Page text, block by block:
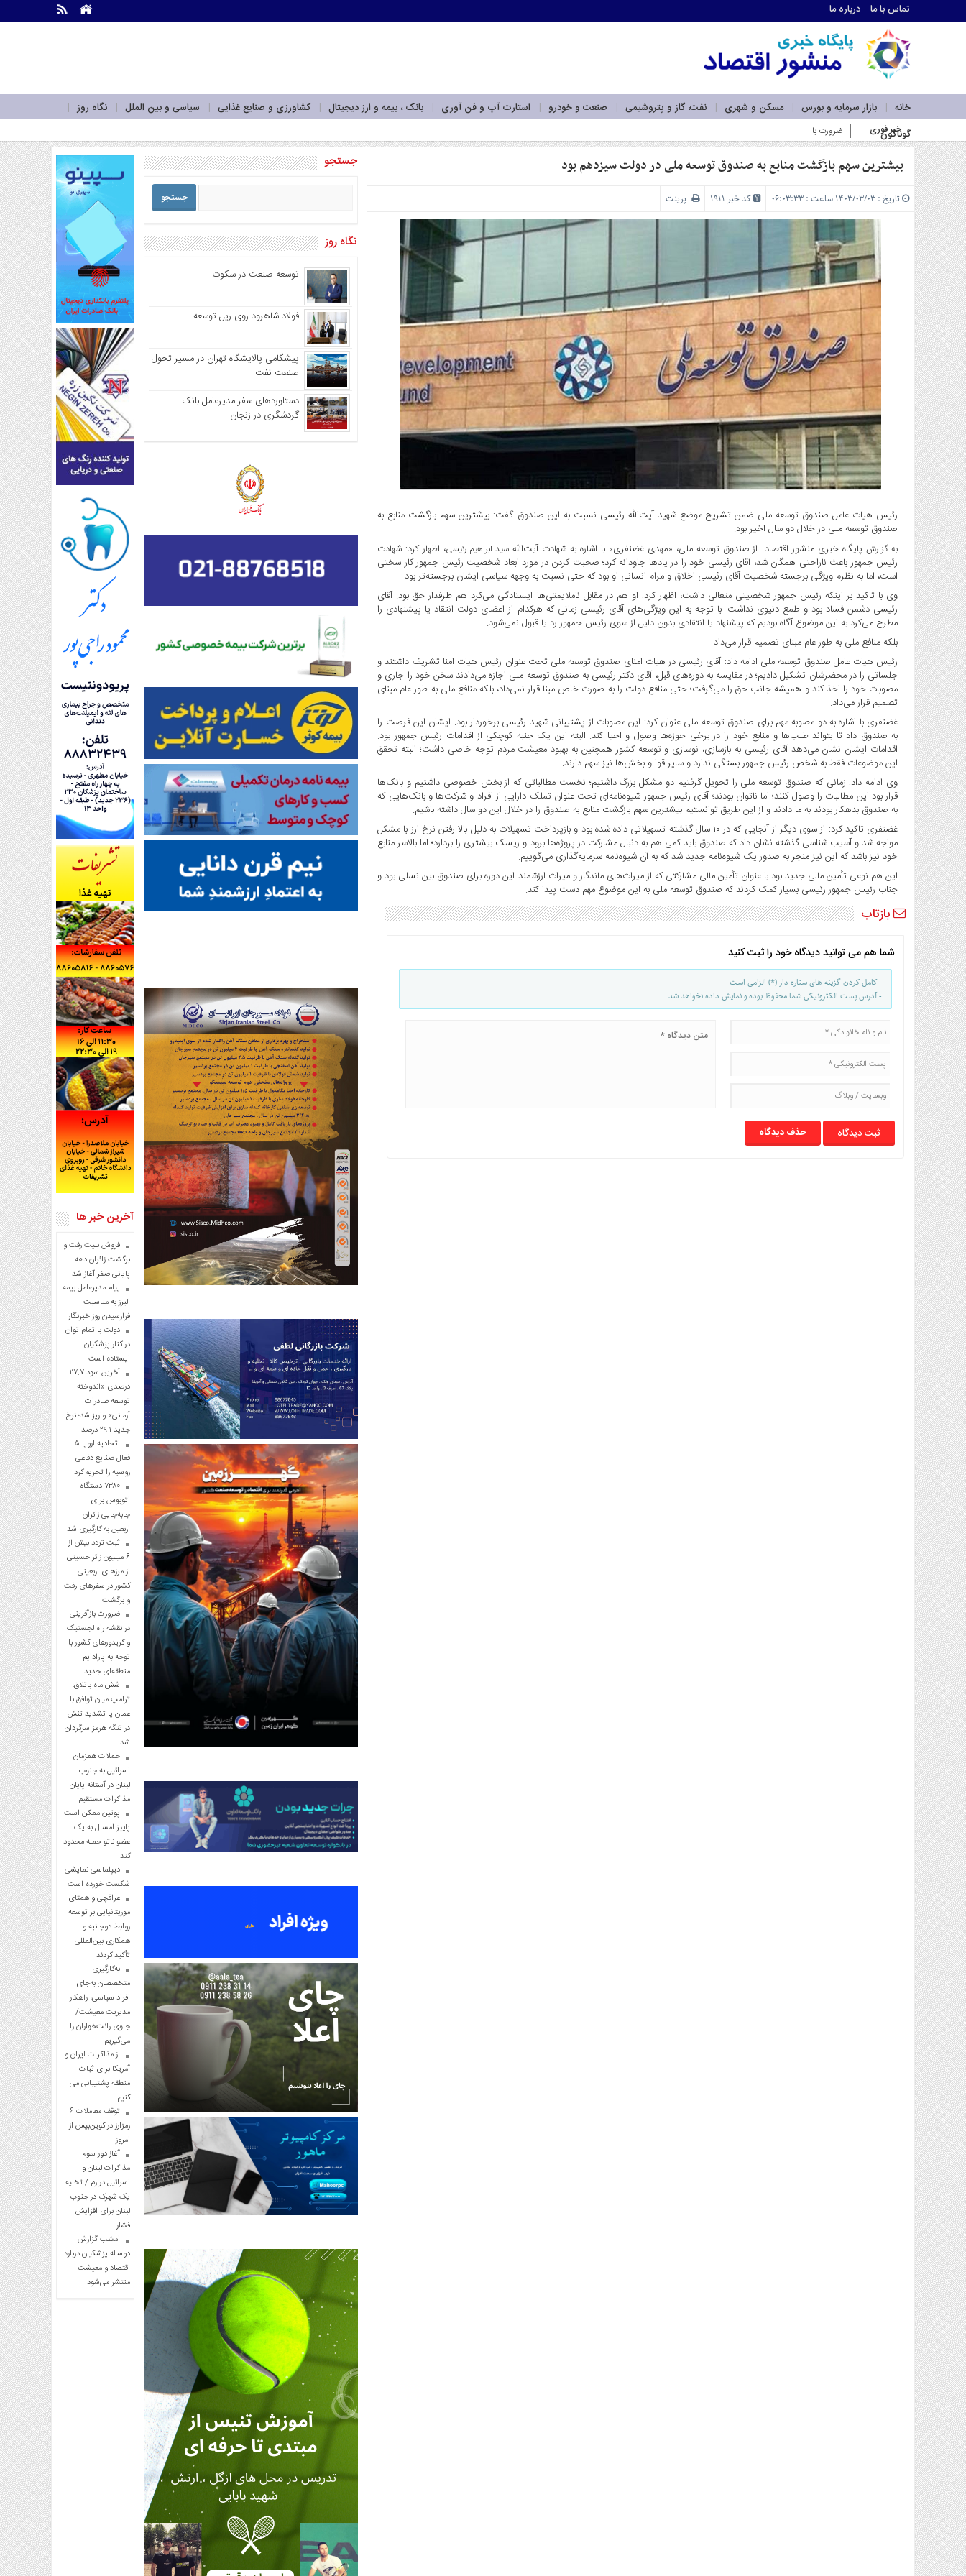
تماس با ما درباره ما
خانه بازار سرمایه و بورس مسکن و شهری نفت، گاز و پتروشیمی صنعت و خودرو استارت آپ و فن آوری بانک ، بیمه و ارز دیجیتال کشاورزی و صنایع غذایی سیاسی و بین الملل
نگاه روز
گوناگون
ما
درباره
سرویس
ها
خانه
بازار
سرمایه
و
بورس
مسکن
و
شهری
نفت،
گاز
و
پتروشیمی
صنعت
و
خودرو
استارت
آپ
و
فن
آوری
بانک
،
بیمه
و
ارز
دیجیتال
کشاورزی
و
صنایع
غذایی
سیاسی
و
بین
الملل
نگاه
روز
گوناگون
خبر فوری ضرورت بازآفرینی در نقشه راه لجستیک و کریدورهای کشور با توجه به پارادایم من_
بیشترین سهم بازگشت منابع به صندوق توسعه ملی در دولت سیزدهم بود
تاریخ : ۱۴۰۳/۰۳/۰۳ ساعت : ۰۶:۰۳:۳۳ کد خبر 1911 پرینت
رئیس هیات عامل صندوق توسعه ملی ضمن تشریح موضع شهید آیت‌الله رئیسی نسبت به این صندوق گفت: بیشترین سهم بازگشت منابع به
صندوق توسعه ملی در خلال دو سال اخیر بود.
به گزارشپایگاه خبری منشور اقتصاد از صندوق توسعه ملی، «مهدی غضنفری» با اشاره به شهادت آیت‌الله سید ابراهیم رئیسی، اظهار کرد: شهادت
رئیس جمهور باعث ناراحتی همگان شد، آقای رئیسی خود را در یادها جاودانه کرد؛ صحبت کردن در مورد ابعاد شخصیت رئیس جمهور کار سختی
است، اما به نظرم ویژگی برجسته شخصیت آقای رئیسی اخلاق و مرام انسانی او بود که حتی نسبت به وجهه سیاسی ایشان برجسته‌تر بود.
وی با تاکید بر اینکه رئیس جمهور شخصیتی متعالی داشت، اظهار کرد: او هم در مقابل ناملایمتی‌ها ایستادگی می‌کرد هم طرفدار حق بود. آقای
رئیسی دشمن فساد بود و طمع دنیوی نداشت. با توجه به این ویژگی‌های آقای رئیسی زمانی که هرکدام از اعضای دولت انتقاد یا پیشنهادی را
مطرح می‌کرد به این موضوع آگاه بودیم که پیشنهاد یا انتقادی بدون دلیل از سوی رئیس جمهور رد یا قبول نمی‌شود.
بلکه منافع ملی به طور عام مبنای تصمیم قرار می‌داد
رئیس هیات عامل صندوق توسعه ملی ادامه داد: آقای رئیسی در هیات امنای صندوق توسعه ملی تحت عنوان رئیس هیات امنا تشریف داشتند و
جلساتی را در محضرشان تشکیل دادیم؛ در مقایسه به دوره‌های قبل، آقای دکتر رئیسی به صندوق توسعه ملی اجازه می‌دادند سخن خود را جاری و
مصوبات خود را اخذ کند و همیشه جانب حق را می‌گرفت؛ حتی منافع دولت را به صورت خاص مبنا قرار نمی‌داد، بلکه منافع ملی به طور عام مبنای
تصمیم قرار می‌داد.
غضنفری با اشاره به دو مصوبه مهم برای صندوق توسعه ملی عنوان کرد: این مصوبات از پشتیبانی شهید رئیسی برخوردار بود. ایشان این فرصت را
به صندوق داد تا بتواند طلب‌ها و منابع خود را در برخی حوزه‌ها وصول و احیا کند. البته این یک جنبه کوچکی از اقدامات رئیس جمهور بود.
اقدامات ایشان نشان می‌دهد آقای رئیسی به بازسازی، نوسازی و توسعه کشور همچنین به بهبود معیشت مردم توجه خاصی داشت؛ البته تحقق
این موضوعات فقط به شخص رئیس جمهور بستگی ندارد و سایر قوا و بخش‌ها نیز سهم دارند.
وی ادامه داد: زمانی که صندوق توسعه ملی را تحویل گرفتیم دو مشکل بزرگ داشتیم؛ نخست مطالباتی که از بخش خصوصی داشتیم و بانک‌ها
قرار بود این مطالبات را وصول کنند؛ اما ناتوان بودند؛ آقای رئیس جمهور شیوه‌نامه‌ای تحت عنوان تملک دارایی از افراد و شرکت‌ها و بانک‌هایی که
به صندوق بدهکار بودند به ما دادند و از این طریق توانستیم بیشترین سهم بازگشت منابع به صندوق را در خلال این دو سال داشته باشیم.
غضنفری تاکید کرد: از سوی دیگر از آنجایی که در ۱۰ سال گذشته تسهیلاتی داده شده بود و بازپرداخت تسهیلات به دلیل بالا رفتن نرخ ارز با مشکل
مواجه شد و آسیب شناسی گذشته نشان داد که صندوق باید کمی هم به دنبال مشارکت در پروژه‌ها برود و ریسک بیشتری را بردارد؛ اما بالاسر منابع
خود نیز باشد که این نیز منجر به صدور یک شیوه‌نامه جدید شد که به آن شیوه‌نامه سرمایه‌گذاری می‌گوییم.
این هم نوعی تأمین مالی جدید بود با عنوان تأمین مالی مشارکتی که از میراث‌های ماندگار و میراث ارزشمند این دوره برای صندوق بین نسلی بود و
جناب رئیس جمهور رئیسی بسیار کمک کردند که صندوق توسعه ملی به این موضوع مهم دست پیدا کند.
بازتاب
شما هم می توانید دیدگاه خود را ثبت کنید
- کامل کردن گزینه های ستاره دار (*) الزامی است
- آدرس پست الکترونیکی شما محفوظ بوده و نمایش داده نخواهد شد
حذف دیدگاه
جستجو
نگاه روز
توسعه صنعت در سکوت
فولاد شاهرود روی ریل توسعه
پیشگامی پالایشگاه تهران در مسیر تحول
صنعت نفت
دستاوردهای سفر مدیرعامل بانک
گردشگری در زنجان
آخرین خبر ها
فروش بلیت رفت و
برگشت زائران دهه
پایانی صفر آغاز شد
پیام مدیرعامل بیمه
البرز به مناسبت
فرارسیدن روز خبرنگار
دولت با تمام توان
در کنار پزشکیان
ایستاده است
آخرین سود ۲۷.۷
درصدی «اندوخته
توسعه صادرات
آرمانی» واریز شد؛ نرخ
جدید ۲۹.۱ درصد
اتحادیه اروپا ۵
فعال صنایع دفاعی
روسیه را تحریم کرد
۷۳۸۰ دستگاه
اتوبوس برای
جابه‌جایی زائران
اربعین به‌ کارگیری شد
ثبت تردد بیش از
۶ میلیون زائر حسینی
از مرزهای اربعینی
کشور در سفرهای رفت
و برگشت
ضرورت بازآفرینی
در نقشه راه لجستیک
و کریدورهای کشور با
توجه به پارادایم
منطقه‌ای جدید
شش ماه باتلاق؛
ترامپ میان توافق با
عمان یا تشدید تنش
در تنگه هرمز سرگردان
شد
حملات همزمان
اسرائیل به جنوب
لبنان در آستانه پایان
مذاکرات مستقیم
پوتین ممکن است
پاییز امسال به یک
عضو ناتو حمله محدود
کند
دیپلماسی نمایشی
شکست خورده است
عراقچی و همتای
موریتانیایی بر توسعه
روابط دوجانبه و
همکاری بین‌المللی
تأکید کردند
به‌کارگیری
متخصصان به‌جای
افراد سیاسی، راهکار
مدیریت معیشت/
جلوی رانت‌خواران را
می‌گیریم
از مذاکرات ایران و
آمریکا برای ثبات
منطقه پشتیبانی می
کنیم
توقف معاملات ۶
رمزارز در کوین‌بیس از
امروز
آغاز دور سوم
مذاکرات لبنان و
اسرائیل در رم / تخلیه
یک شهرک در جنوب
لبنان برای افزایش
فشار
امشب گزارش
دوساله پزشکیان درباره
اقتصاد و معیشت
منتشر می‌شود